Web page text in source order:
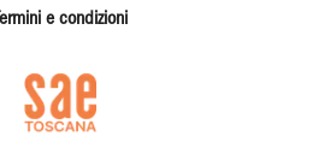
Termini e condizioni